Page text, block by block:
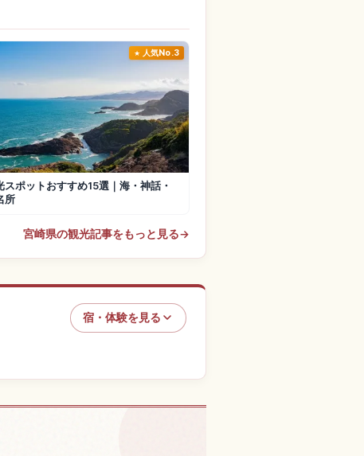
人気No.3
スポットおすすめ15選｜海・神話・
所
宮崎県の観光記事をもっと見る→
宿・体験を見る